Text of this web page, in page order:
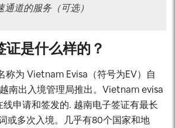
通道的服务（可选）
证是什么样的？
称为 Vietnam Evisa（符号为EV）自
南出入境管理局推出。Vietnam evisa
申请和签发的. 越南电子签证有最长
或多次入境。几乎有80个国家和地